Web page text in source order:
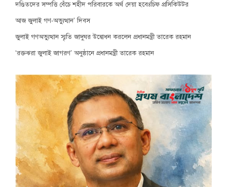
দণ্ডিতদের সম্পত্তি বেঁচে শহীদ পরিবারকে অর্থ দেয়া হবেঃচিফ প্রসিকিউটর
আজ জুলাই গণ-অভ্যুত্থান’ দিবস
জুলাই গণঅভ্যুত্থান স্মৃতি জাদুঘর উদ্বোধন করলেন প্রধানমন্ত্রী তারেক রহমান
‘রক্তঝরা জুলাই জাগরণ’ অনুষ্ঠানে প্রধানমন্ত্রী তারেক রহমান